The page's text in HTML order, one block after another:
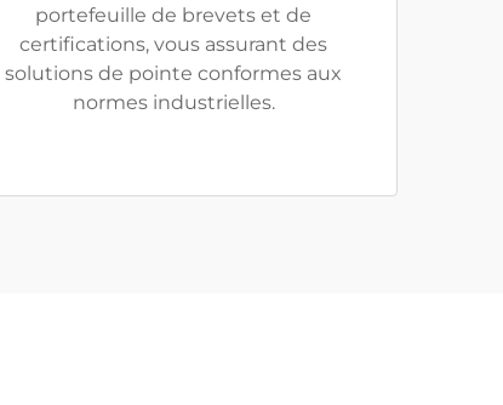
portefeuille de brevets et de
certifications, vous assurant des
solutions de pointe conformes aux
normes industrielles.